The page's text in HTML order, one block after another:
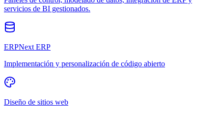
servicios de BI gestionados.
ERPNext ERP
Implementación y personalización de código abierto
Diseño de sitios web